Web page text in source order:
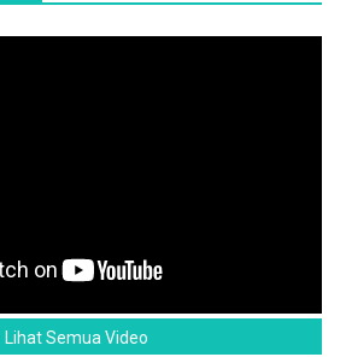
Lihat Semua Video